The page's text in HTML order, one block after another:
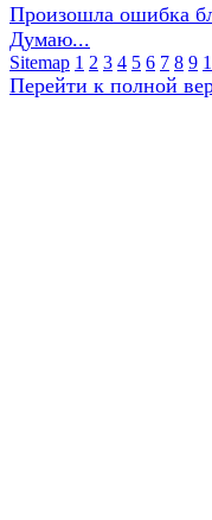
Произошла ошибка
Думаю...
Sitemap 1 2 3 4 5 6 7 8 9
Перейти к полной